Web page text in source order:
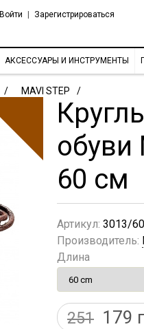
Войти
Зарегистрироваться
АКСЕССУАРЫ И ИНСТРУМЕНТЫ
MAVI STEP
обуви
60 см
Артикул: 3013/
Производитель:
Длина
251 179